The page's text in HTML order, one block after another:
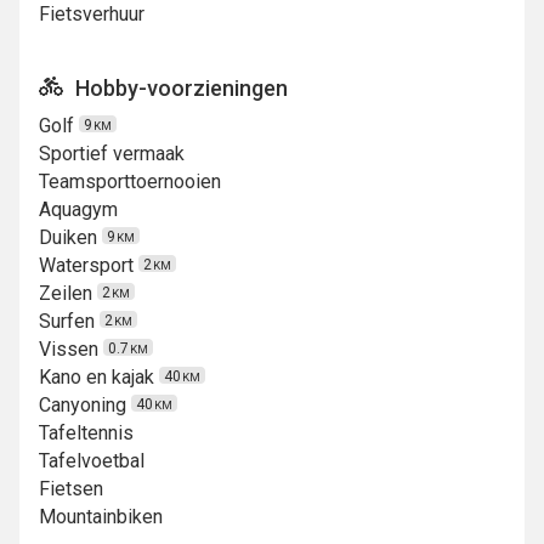
Fietsverhuur
Hobby-voorzieningen
Golf 9 KM
Sportief vermaak
Teamsporttoernooien
Aquagym
Duiken
9 KM
Watersport 2KM
Zeilen 2KM
Surfen 2KM
Vissen 0.7 KM
Kano en kajak 40 KM
Canyoning 40 KM
Tafeltennis
Tafelvoetbal
Fietsen
Mountainbiken